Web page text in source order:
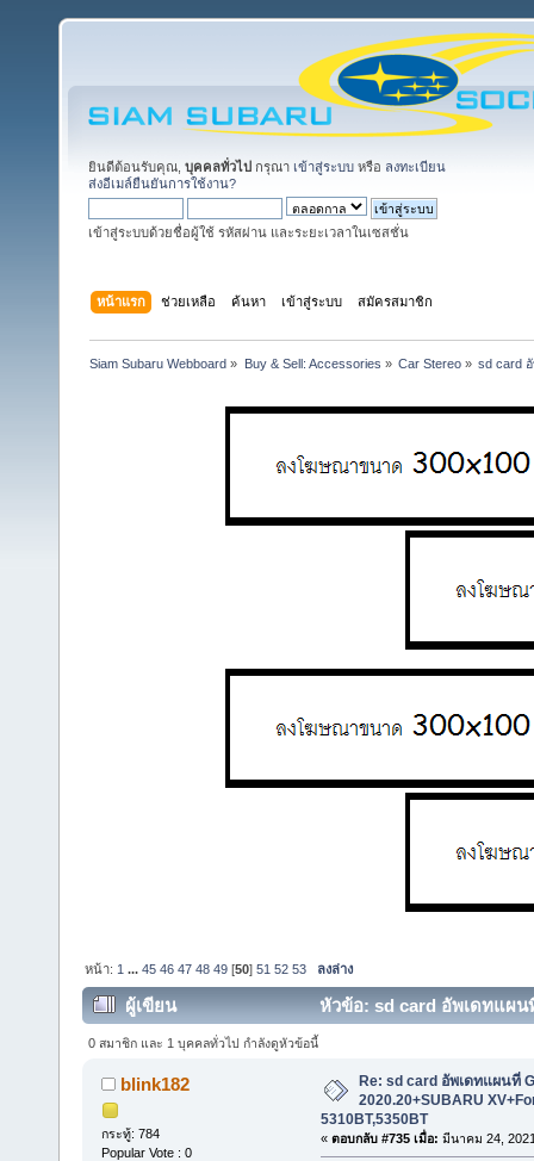
ยินดีต้อนรับคุณ, บุคคลทั่วไป กรุณา เข้าสู่ระบบ หรือ ลงทะเบียน
ส่งอีเมล์ยืนยันการใช้งาน?
เข้าสู่ระบบด้วยชื่อผู้ใช้ รหัสผ่าน และระยะเวลาในเซสชั่น
หน้าแรก ช่วยเหลือ ค้นหา เข้าสู่ระบบ สมัครสมาชิก
Siam Subaru Webboard » Buy & Sell: Accessories » Car Stereo» sd card
หน้า: 1 ...45 46 47 48 49 [50]51 52 53 ลงล่าง
ผู้เขียน
หัวข้อ: sd card อัพเดทแผน
5310,5350,5330,715 (อ่าน 331861 ครั้ง)
0 สมาชิก และ 1 บุคคลทั่วไป กำลังดูหัวข้อนี้
blink182
กระทู้: 784
Popular Vote : 0
Re: sd card อัพเดทแผนที่
2020.20+SUBARU
5310BT,5350BT
« ตอบกลับ #735 เมื่อ: มีนาคม 24,